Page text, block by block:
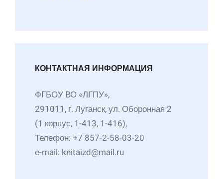
КОНТАКТНАЯ ИНФОРМАЦИЯ
ФГБОУ ВО «ЛГПУ»,
291011, г. Луганск, ул. Оборонная 2
(1 корпус, 1-413, 1-416),
Телефон: +7 857-2-58-03-20
е-mail: knitaizd@mail.ru